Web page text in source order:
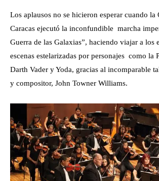
Los aplausos no se hicieron esperar cuando la
Caracas ejecutó la inconfundible marcha
Guerra de las Galaxias”, haciendo viajar a los
escenas estelarizadas por personajes como la
Darth Vader y Yoda, gracias al incomparable
y compositor, John Towner Williams.